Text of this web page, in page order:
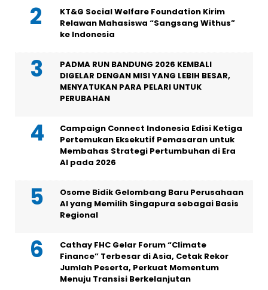
KT&G Social Welfare Foundation Kirim
Relawan Mahasiswa “Sangsang Withus”
ke Indonesia
PADMA RUN BANDUNG 2026 KEMBALI
DIGELAR DENGAN MISI YANG LEBIH BESAR,
MENYATUKAN PARA PELARI UNTUK
PERUBAHAN
Campaign Connect Indonesia Edisi Ketiga
Pertemukan Eksekutif Pemasaran untuk
Membahas Strategi Pertumbuhan di Era
AI pada 2026
Osome Bidik Gelombang Baru Perusahaan
AI yang Memilih Singapura sebagai Basis
Regional
Cathay FHC Gelar Forum “Climate
Finance” Terbesar di Asia, Cetak Rekor
Jumlah Peserta, Perkuat Momentum
Menuju Transisi Berkelanjutan